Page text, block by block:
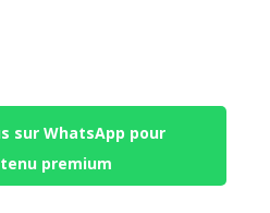
sur WhatsApp pour
premium